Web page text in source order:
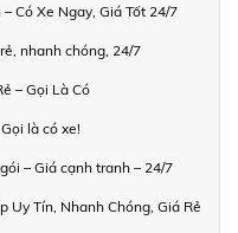
Có Xe Ngay, Giá Tốt 24/7
nhanh chóng, 24/7
– Gọi Là Có
là có xe!
– Giá cạnh tranh – 24/7
Uy Tín, Nhanh Chóng, Giá Rẻ